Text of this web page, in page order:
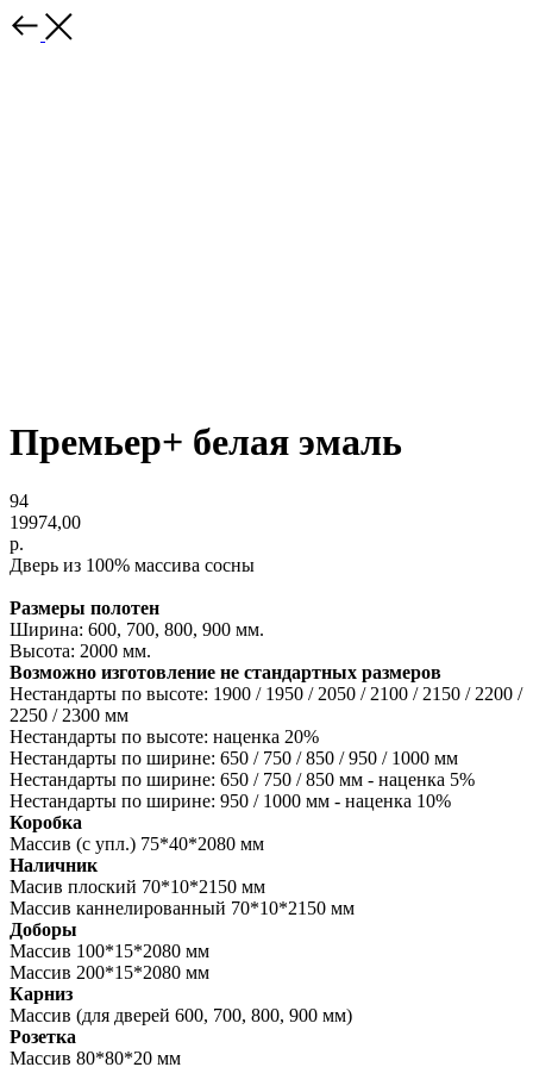
Премьер+ белая эмаль
94
19974,00
р.
Дверь из 100% массива сосны
Размеры полотен
Ширина: 600, 700, 800, 900 мм.
Высота: 2000 мм.
Возможно изготовление не стандартных размеров
Нестандарты по высоте: 1900 / 1950 / 2050 / 2100 / 2150 / 2200 /
2250 / 2300 мм
Нестандарты по высоте: наценка 20%
Нестандарты по ширине: 650 / 750 / 850 / 950 / 1000 мм
Нестандарты по ширине: 650 / 750 / 850 мм - наценка 5%
Нестандарты по ширине: 950 / 1000 мм - наценка 10%
Коробка
Массив (с упл.) 75*40*2080 мм
Наличник
Масив плоский 70*10*2150 мм
Массив каннелированный 70*10*2150 мм
Доборы
Массив 100*15*2080 мм
Массив 200*15*2080 мм
Карниз
Массив (для дверей 600, 700, 800, 900 мм)
Розетка
Массив 80*80*20 мм